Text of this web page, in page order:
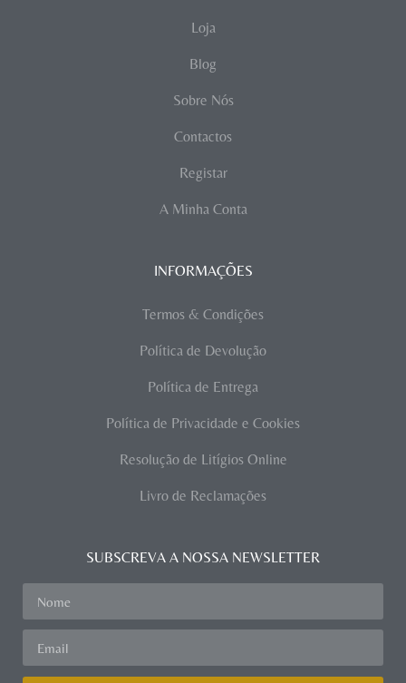
Loja
Blog
Sobre Nós
Contactos
Registar
A Minha Conta
INFORMAÇÕES
Termos & Condições
Política de Devolução
Política de Entrega
Política de Privacidade e Cookies
Resolução de Litígios Online
Livro de Reclamações
SUBSCREVA A NOSSA NEWSLETTER